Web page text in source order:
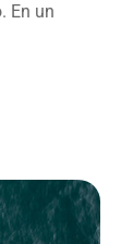
En un